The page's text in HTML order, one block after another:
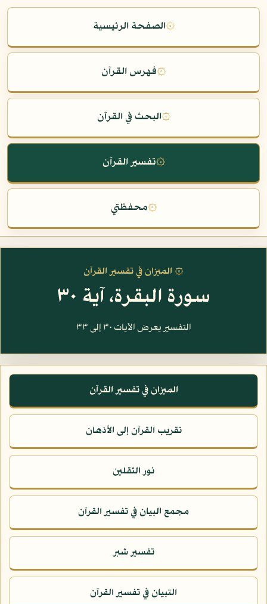
۞الصفحة الرئيسية
۞فهرس القرآن
۞البحث في القرآن
۞تفسير القرآن
۞محفظتي
۞ الميزان في تفسير القرآن
سورة البقرة، آية ٣٠
التفسير يعرض الآيات ٣٠ إلى ٣٣
الميزان في تفسير القرآن
تقريب القرآن إلى الأذهان
نور الثقلين
مجمع البيان في تفسير القرآن
تفسير شبر
التبيان في تفسير القرآن